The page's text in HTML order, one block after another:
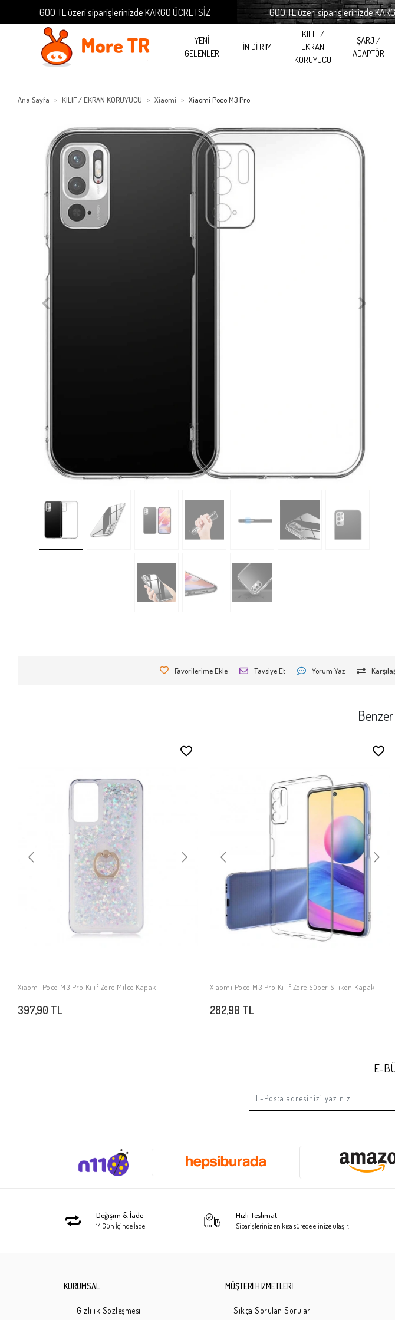
600 TL üzeri siparişlerinizde KARGO ÜCRETSİZ 600 TL üzeri siparişlerinizde KARGO
YENİ
GELENLER
İN Dİ RİM
KILIF /
EKRAN
KORUYUCU
ŞARJ /
ADAPTÖR
Ana Sayfa KILIF / EKRAN KORUYUCU Xiaomi Xiaomi Poco M3 Pro
Favorilerime Ekle Tavsiye Et Yorum Yaz
SEPETE EKLE
Xiaomi Poco M3 Pro Kılıf Zore Milce Kapak
397,90 TL
SEPETE EKLE
Xiaomi Poco M3 Pro Kılıf Zore Süper Silikon Kapak
282,90 TL
E-
Değişim & İade
14 Gün İçinde İade
Hızlı Teslimat
Siparişleriniz en kısa sürede elinize ulaşır.
KURUMSAL
Gizlilik Sözleşmesi
MÜŞTERİ HİZMETLERİ
Sıkça Sorulan Sorular